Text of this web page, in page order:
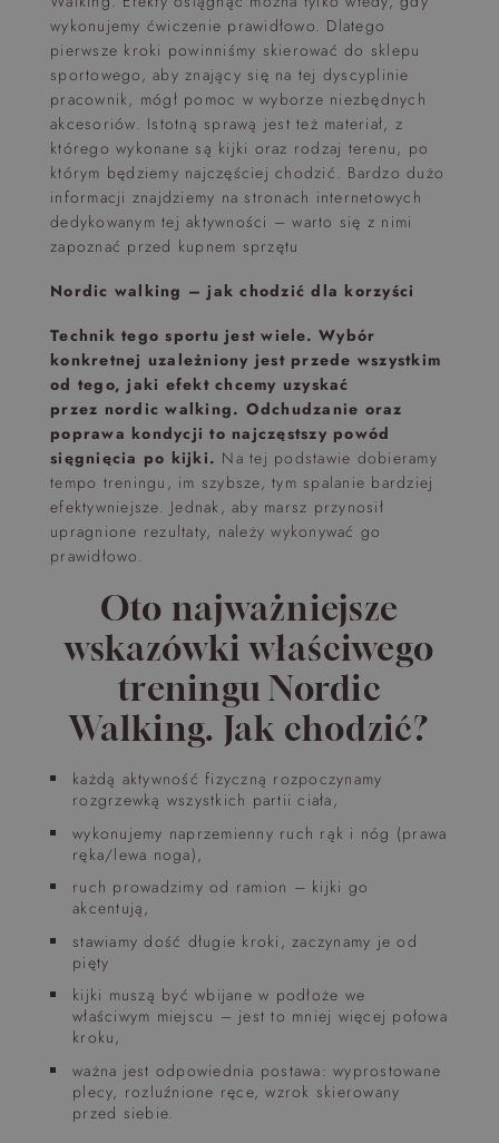
wykonujemy ćwiczenie prawidłowo. Dlatego
pierwsze kroki powinniśmy skierować do sklepu
sportowego, aby znający się na tej dyscyplinie
pracownik, mógł pomoc w wyborze niezbędnych
akcesoriów. Istotną sprawą jest też materiał, z
którego wykonane są kijki oraz rodzaj terenu, po
którym będziemy najczęściej chodzić. Bardzo dużo
informacji znajdziemy na stronach internetowych
dedykowanym tej aktywności – warto się z nimi
zapoznać przed kupnem sprzętu
Nordic walking – jak chodzić dla korzyści
Technik tego sportu jest wiele. Wybór
konkretnej uzależniony jest przede wszystkim
od tego, jaki efekt chcemy uzyskać
przez nordic walking. Odchudzanie oraz
poprawa kondycji to najczęstszy powód
sięgnięcia po kijki. Na tej podstawie dobieramy
tempo treningu, im szybsze, tym spalanie bardziej
efektywniejsze. Jednak, aby marsz przynosił
upragnione rezultaty, należy wykonywać go
prawidłowo.
Oto najważniejsze
wskazówki właściwego
treningu Nordic
Walking. Jak chodzić?
każdą aktywność fizyczną rozpoczynamy
rozgrzewką wszystkich partii ciała,
wykonujemy naprzemienny ruch rąk i nóg (prawa
ręka/lewa noga),
ruch prowadzimy od ramion – kijki go
akcentują,
stawiamy dość długie kroki, zaczynamy je od
pięty
kijki muszą być wbijane w podłoże we
właściwym miejscu – jest to mniej więcej połowa
kroku,
ważna jest odpowiednia postawa: wyprostowane
plecy, rozluźnione ręce, wzrok skierowany
przed siebie.